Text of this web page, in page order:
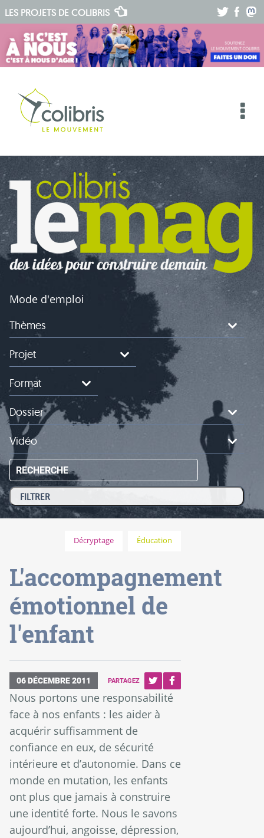
LES PROJETS DE COLIBRIS
Mode d'emploi
Thèmes
Projet
Format
Dossier
Vidéo
RECHERCHE
Décryptage Éducation
L'accompagnement
émotionnel de
l'enfant
06 DÉCEMBRE 2011 PARTAGEZ
Nous portons une responsabilité
face à nos enfants : les aider à
acquérir suffisamment de
confiance en eux, de sécurité
intérieure et d’autonomie. Dans ce
monde en mutation, les enfants
ont plus que jamais à construire
une identité forte. Nous le savons
aujourd’hui, angoisse, dépression,